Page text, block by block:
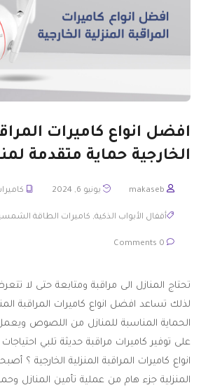
افضل انواع كاميرات
الخارجية حماية متقدمة
makaseb يونيو 6, 2024
أقفال الأبواب الذكية, كاميرات الطاقة
تحتاج المنازل الى مراقبة ومتابعة حتى لا
لذلك تساعد افضل انواع كاميرات المراقبة
الحماية المناسبة للمنازل من اللصوص
على توفير كاميرات مراقبة حديثة تلبي
انواع كاميرات المراقبة المنزلية الخارجية ؟
المنزلية جزء هام من عملية تأمين المنازل